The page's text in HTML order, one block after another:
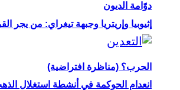
إثيوبيا وإريتريا وجبهة تيغراي: من يجر
الحرب؟ (مناظرة افتراضية)
دوّامة الديون
انعدام الحوكمة في أنشطة استغلال